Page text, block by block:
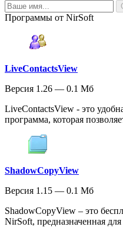
Программы от NirSoft
LiveContactsView
Версия 1.26 — 0.1 Мб
LiveContactsView - это
программа, которая
ShadowCopyView
Версия 1.15 — 0.1 Мб
ShadowCopyView – это
NirSoft, предназначенная